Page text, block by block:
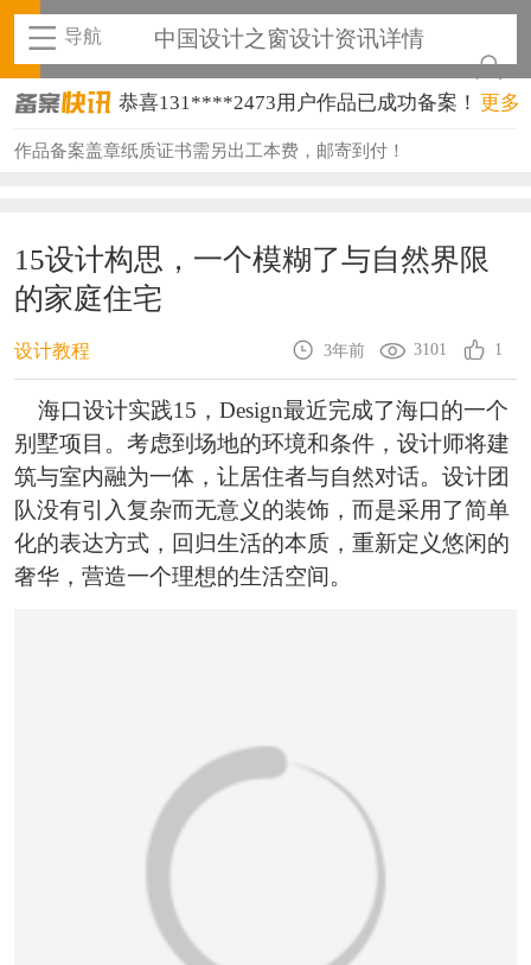
导航 中国设计之窗设计资讯详情
恭喜131****2473用户作品已成功备案！
恭喜159****4201用户作品已成功备案！
恭喜131****1475用户作品已成功备案！
恭喜133****8874用户作品已成功备案！
恭喜138****8638用户作品已成功备案！
恭喜133****9020用户作品已成功备案！
恭喜136****9807用户作品已成功备案！
恭喜159****4930用户作品已成功备案！
恭喜150****6483用户作品已成功备案！
更多
作品备案盖章纸质证书需另出工本费，邮寄到付！
15设计构思，一个模糊了与自然界限
的家庭住宅
设计教程 3年前 3101 1
海口设计实践15，Design最近完成了海口的一个
别墅项目。考虑到场地的环境和条件，设计师将建
筑与室内融为一体，让居住者与自然对话。设计团
队没有引入复杂而无意义的装饰，而是采用了简单
化的表达方式，回归生活的本质，重新定义悠闲的
奢华，营造一个理想的生活空间。